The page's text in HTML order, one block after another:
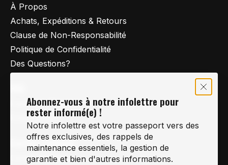
À Propos
Achats, Expéditions & Retours
Clause de Non-Responsabilité
Politique de Confidentialité
Des Questions?
Foire aux Questions
Financement
Cartes-Cadeaux
Cartes Cadeaux
Abonnez-vous à notre infolettre pour
rester informé(e) !
Notre infolettre est votre passeport vers des
offres exclusives, des rappels de
maintenance essentiels, la gestion de
garantie et bien d'autres informations.